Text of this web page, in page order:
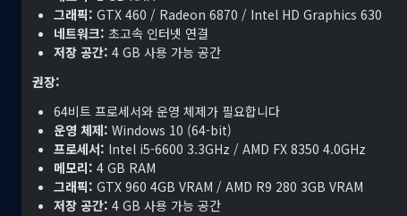
그래픽: GTX 460 / Radeon 6870 / Intel HD Graphics 630
네트워크: 초고속 인터넷 연결
저장 공간: 4 GB 사용 가능 공간
권장:
64비트 프로세서와 운영 체제가 필요합니다
운영 체제: Windows 10 (64-bit)
프로세서: Intel i5-6600 3.3GHz / AMD FX 8350 4.0GHz
메모리: 4 GB RAM
그래픽: GTX 960 4GB VRAM / AMD R9 280 3GB VRAM
저장 공간: 4 GB 사용 가능 공간